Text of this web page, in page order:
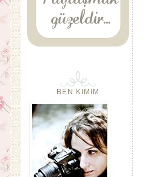
BEN KIMIM